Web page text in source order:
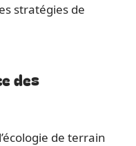
stratégies de
des
de terrain